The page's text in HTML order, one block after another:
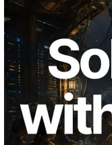
2026.08.05
ERPC Breidt
met Pingmeting
Regio’s —
Ook Gelanceerd